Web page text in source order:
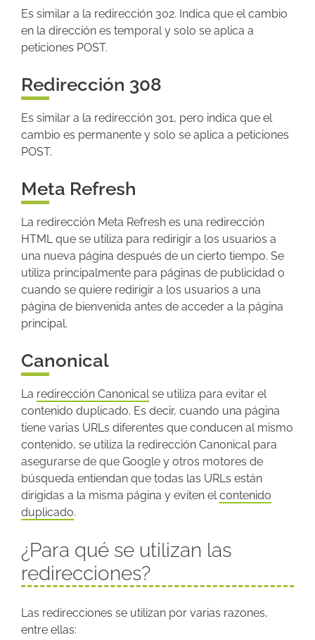
Es similar a la redirección 302. Indica que el cambio
en la dirección es temporal y solo se aplica a
peticiones POST.
Redirección 308
Es similar a la redirección 301, pero indica que el
cambio es permanente y solo se aplica a peticiones
POST.
Meta Refresh
La redirección Meta Refresh es una redirección
HTML que se utiliza para redirigir a los usuarios a
una nueva página después de un cierto tiempo. Se
utiliza principalmente para páginas de publicidad o
cuando se quiere redirigir a los usuarios a una
página de bienvenida antes de acceder a la página
principal.
Canonical
La redirección Canonicalse utiliza para evitar el
contenido duplicado. Es decir, cuando una página
tiene varias URLs diferentes que conducen al mismo
contenido, se utiliza la redirección Canonical para
asegurarse de que Google y otros motores de
búsqueda entiendan que todas las URLs están
dirigidas a la misma página y eviten elcontenido
duplicado.
¿Para qué se utilizan las
redirecciones?
Las redirecciones se utilizan por varias razones,
entre ellas: